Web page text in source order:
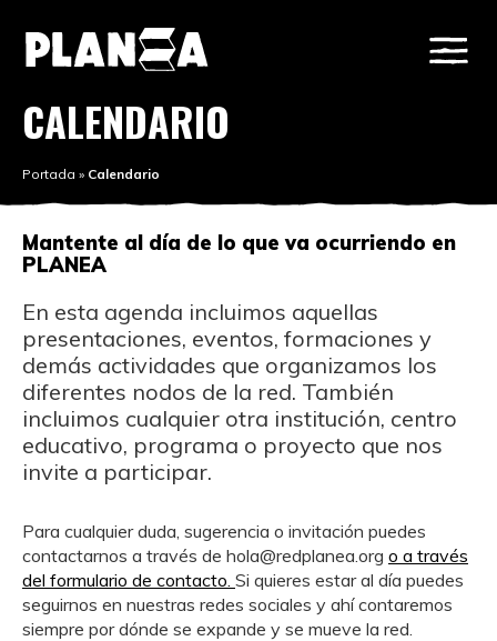
CALENDARIO
Portada » Calendario
Mantente al día de lo que va ocurriendo en
PLANEA
En esta agenda incluimos aquellas
presentaciones, eventos, formaciones y
demás actividades que organizamos los
diferentes nodos de la red. También
incluimos cualquier otra institución, centro
educativo, programa o proyecto que nos
invite a participar.
Para cualquier duda, sugerencia o invitación puedes
contactarnos a través de hola@redplanea.org o a través
del formulario de contacto. Si quieres estar al día puedes
seguirnos en nuestras redes sociales y ahí contaremos
siempre por dónde se expande y se mueve la red.